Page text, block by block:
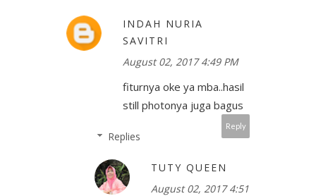
INDAH NURIA
SAVITRI
August 02, 2017 4:49 PM
fiturnya oke ya mba..hasil
still photonya juga bagus
Reply
Replies
TUTY QUEEN
August 02, 2017 4:51